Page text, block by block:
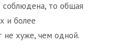
соблюдена, то общая
и более
хуже, чем одной.